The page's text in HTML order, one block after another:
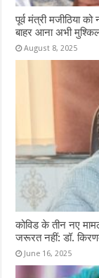
पूर्व मंत्री मजीठिया
बाहर आना अभी
August 8, 2025
कोविड के तीन नए
जरूरत नहीं: डॉ.
June 16, 2025